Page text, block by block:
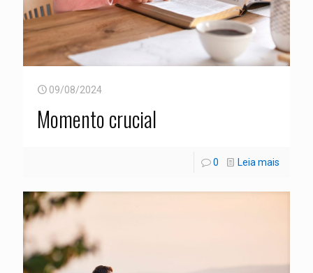
09/08/2024
Momento crucial
0 Leia mais